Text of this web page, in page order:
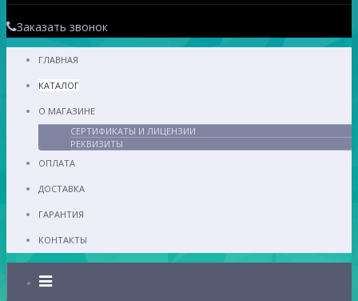
Заказать звонок
ГЛАВНАЯ
КАТАЛОГ
О МАГАЗИНЕ
СЕРТИФИКАТЫ И ЛИЦЕНЗИИ
РЕКВИЗИТЫ
ОПЛАТА
ДОСТАВКА
ГАРАНТИЯ
КОНТАКТЫ
Каталог